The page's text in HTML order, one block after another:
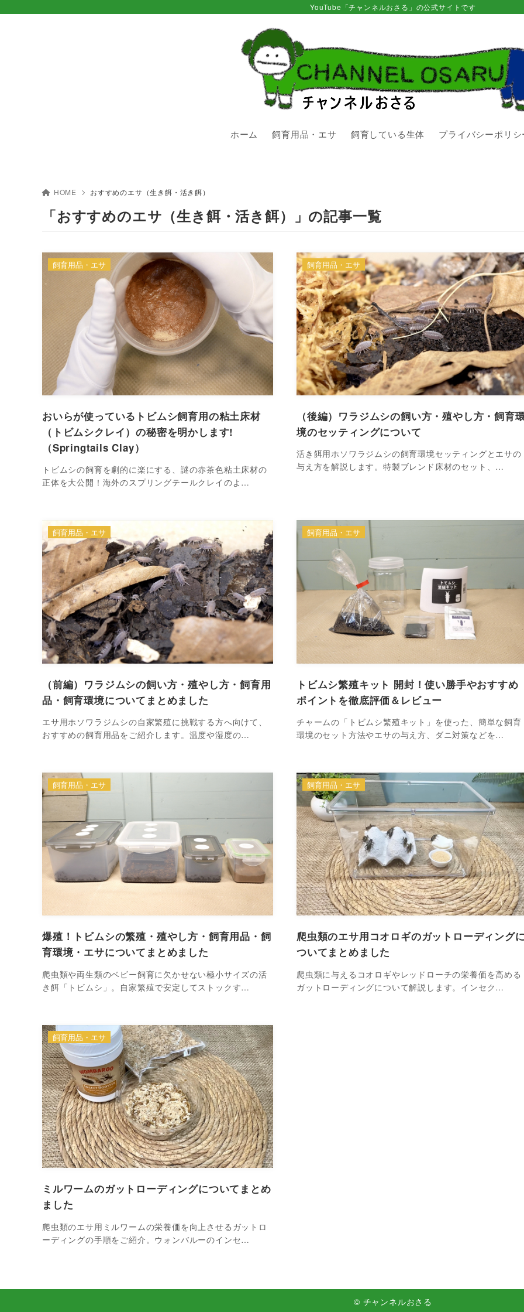
YouTube「チャンネルおさる」の公式サイトです
ホーム 飼育用品・エサ 飼育している生体 プライバシーポリ
HOME おすすめのエサ（生き餌・活き餌）
「おすすめのエサ（生き餌・活き餌）」の記事一覧
おいらが使っているトビムシ飼育用の粘土床材
（トビムシクレイ）の秘密を明かします!
（Springtails Clay）
トビムシの飼育を劇的に楽にする、謎の赤茶色粘土床材の
正体を大公開！海外のスプリングテールクレイのよ…
飼育用品・エサ
（後編）ワラジムシの飼い方・殖やし方・飼育
境のセッティングについて
活き餌用ホソワラジムシの飼育環境セッティングとエサの
与え方を解説します。特製ブレンド床材のセット、…
飼育用品・エサ
（前編）ワラジムシの飼い方・殖やし方・飼育用
品・飼育環境についてまとめました
エサ用ホソワラジムシの自家繁殖に挑戦する方へ向けて、
おすすめの飼育用品をご紹介します。温度や湿度の…
飼育用品・エサ
トビムシ繁殖キット 開封！使い勝手やおすすめ
ポイントを徹底評価＆レビュー
チャームの「トビムシ繁殖キット」を使った、簡単な飼育
環境のセット方法やエサの与え方、ダニ対策などを…
飼育用品・エサ
爆殖！トビムシの繁殖・殖やし方・飼育用品・飼
育環境・エサについてまとめました
爬虫類や両生類のベビー飼育に欠かせない極小サイズの活
き餌「トビムシ」。自家繁殖で安定してストックす…
飼育用品・エサ
爬虫類のエサ用コオロギのガットローディング
ついてまとめました
爬虫類に与えるコオロギやレッドローチの栄養価を高める
ガットローディングについて解説します。インセク…
飼育用品・エサ
ミルワームのガットローディングについてまとめ
ました
爬虫類のエサ用ミルワームの栄養価を向上させるガットロ
ーディングの手順をご紹介。ウォンバルーのインセ…
飼育用品・エサ
© チャンネルおさる